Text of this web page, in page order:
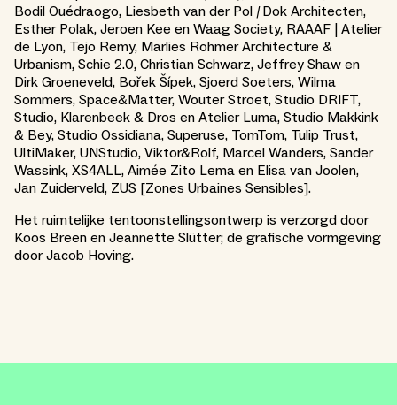
Bodil Ouédraogo, Liesbeth van der Pol / Dok Architecten,
Esther Polak, Jeroen Kee en Waag Society, RAAAF | Atelier
de Lyon, Tejo Remy, Marlies Rohmer Architecture &
Urbanism, Schie 2.0, Christian Schwarz, Jeffrey Shaw en
Dirk Groeneveld, Bořek Šípek, Sjoerd Soeters, Wilma
Sommers, Space&Matter, Wouter Stroet, Studio DRIFT,
Studio, Klarenbeek & Dros en Atelier Luma, Studio Makkink
& Bey, Studio Ossidiana, Superuse, TomTom, Tulip Trust,
UltiMaker, UNStudio, Viktor&Rolf, Marcel Wanders, Sander
Wassink, XS4ALL, Aimée Zito Lema en Elisa van Joolen,
Jan Zuiderveld, ZUS [Zones Urbaines Sensibles].
Het ruimtelijke tentoonstellingsontwerp is verzorgd door
Koos Breen en Jeannette Slütter; de grafische vormgeving
door Jacob Hoving.